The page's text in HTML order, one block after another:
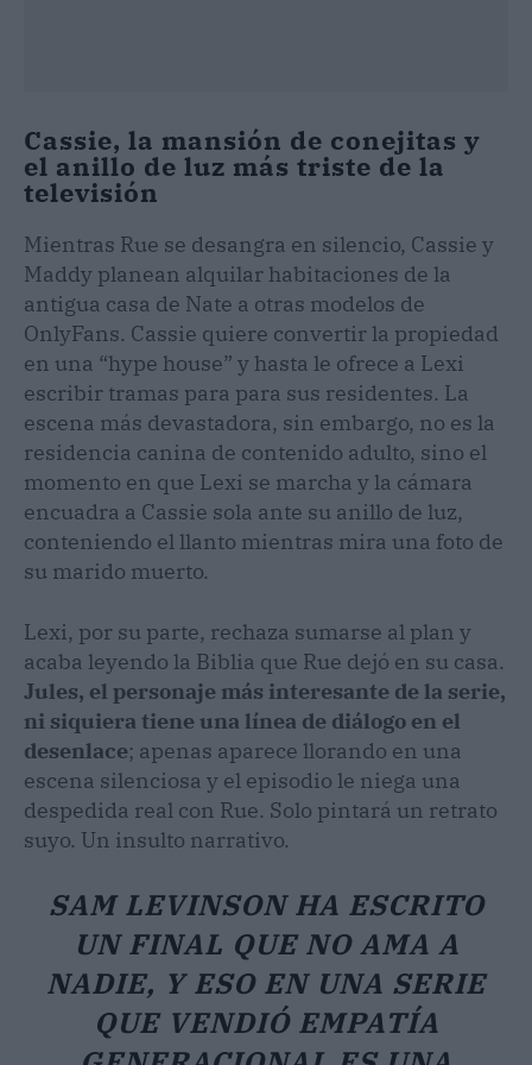
Cassie, la mansión de conejitas y
el anillo de luz más triste de la
televisión
Mientras Rue se desangra en silencio, Cassie y
Maddy planean alquilar habitaciones de la
antigua casa de Nate a otras modelos de
OnlyFans. Cassie quiere convertir la propiedad
en una “hype house” y hasta le ofrece a Lexi
escribir tramas para para sus residentes. La
escena más devastadora, sin embargo, no es la
residencia canina de contenido adulto, sino el
momento en que Lexi se marcha y la cámara
encuadra a Cassie sola ante su anillo de luz,
conteniendo el llanto mientras mira una foto de
su marido muerto.
Lexi, por su parte, rechaza sumarse al plan y
acaba leyendo la Biblia que Rue dejó en su casa.
Jules, el personaje más interesante de la serie,
ni siquiera tiene una línea de diálogo en el
desenlace; apenas aparece llorando en una
escena silenciosa y el episodio le niega una
despedida real con Rue. Solo pintará un retrato
suyo. Un insulto narrativo.
SAM LEVINSON HA ESCRITO
UN FINAL QUE NO AMA A
NADIE, Y ESO EN UNA SERIE
QUE VENDIÓ EMPATÍA